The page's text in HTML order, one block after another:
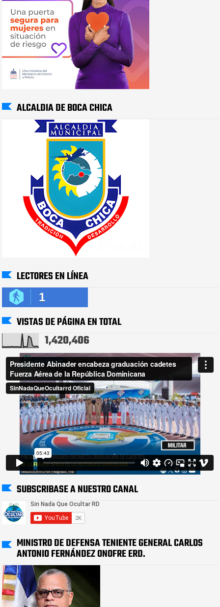
ALCALDIA DE BOCA CHICA
LECTORES EN LÍNEA
1
VISTAS DE PÁGINA EN TOTAL
1,420,406
SUBSCRIBASE A NUESTRO CANAL
MINISTRO DE DEFENSA TENIENTE GENERAL CARLOS
ANTONIO FERNÁNDEZ ONOFRE ERD.